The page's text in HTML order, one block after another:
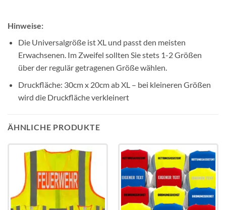
Hinweise:
Die Universalgröße ist XL und passt den meisten
Erwachsenen. Im Zweifel sollten Sie stets 1-2 Größen
über der regulär getragenen Größe wählen.
Druckfläche: 30cm x 20cm ab XL – bei kleineren Größen
wird die Druckfläche verkleinert
ÄHNLICHE PRODUKTE
Add to
wishlist
Add to
wishlist